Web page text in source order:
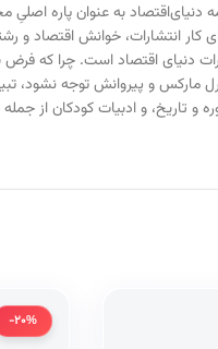
دنیای‌اقتصاد به عنوان پاره
کار انتشارات، خوانش اقتصاد و
دنیای اقتصاد است. چرا که
مارکس و پیروانش توجه نشود،
تاریخ، و ادبیات کودکان از
-20%